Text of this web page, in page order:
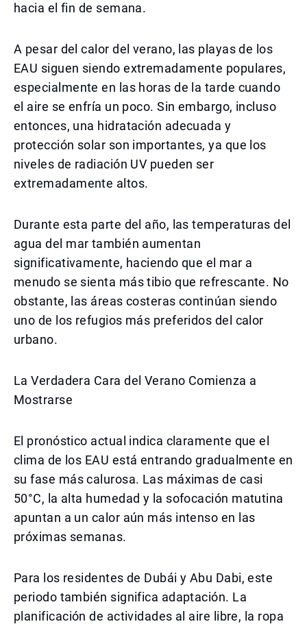
hacia el fin de semana.
A pesar del calor del verano, las playas de los
EAU siguen siendo extremadamente populares,
especialmente en las horas de la tarde cuando
el aire se enfría un poco. Sin embargo, incluso
entonces, una hidratación adecuada y
protección solar son importantes, ya que los
niveles de radiación UV pueden ser
extremadamente altos.
Durante esta parte del año, las temperaturas del
agua del mar también aumentan
significativamente, haciendo que el mar a
menudo se sienta más tibio que refrescante. No
obstante, las áreas costeras continúan siendo
uno de los refugios más preferidos del calor
urbano.
La Verdadera Cara del Verano Comienza a
Mostrarse
El pronóstico actual indica claramente que el
clima de los EAU está entrando gradualmente en
su fase más calurosa. Las máximas de casi
50°C, la alta humedad y la sofocación matutina
apuntan a un calor aún más intenso en las
próximas semanas.
Para los residentes de Dubái y Abu Dabi, este
periodo también significa adaptación. La
planificación de actividades al aire libre, la ropa